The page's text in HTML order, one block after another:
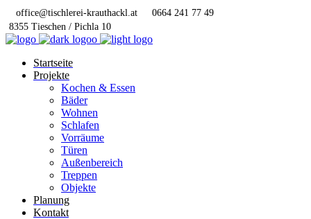
office@tischlerei-krauthackl.at
0664 241 77 49
8355 Tieschen / Pichla 10
Startseite
Projekte
Kochen & Essen
Bäder
Wohnen
Schlafen
Vorräume
Türen
Außenbereich
Treppen
Objekte
Planung
Kontakt